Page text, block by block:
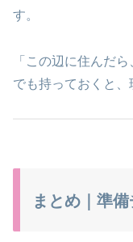
す。
「この辺に住んだ
でも持っておくと、
まとめ｜準